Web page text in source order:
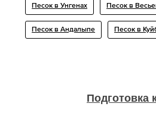
Песок в Унгенах Песок в
Песок в Андалыпе Песок в
Подготовка